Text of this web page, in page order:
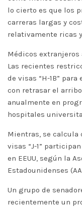
lo cierto es que los
carreras largas y
relativamente ricas
Médicos extranjeros
Las recientes
de visas “H-1B”
con retrasar el
anualmente en
hospitales
Mientras, se calcula
visas “J-1”
en EEUU, según la
Estadounidenses
Un grupo de
recientemente un